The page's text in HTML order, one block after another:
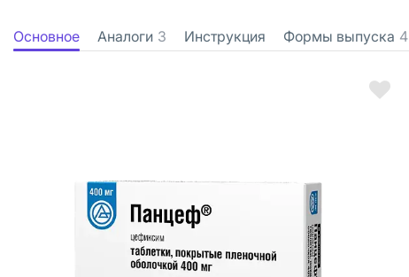
Основное Аналоги 3 Инструкция Формы выпуска 4